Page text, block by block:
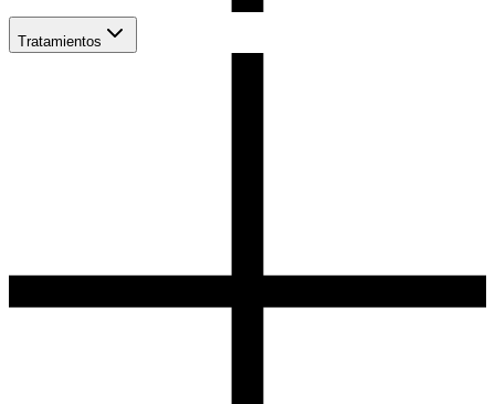
Tratamientos